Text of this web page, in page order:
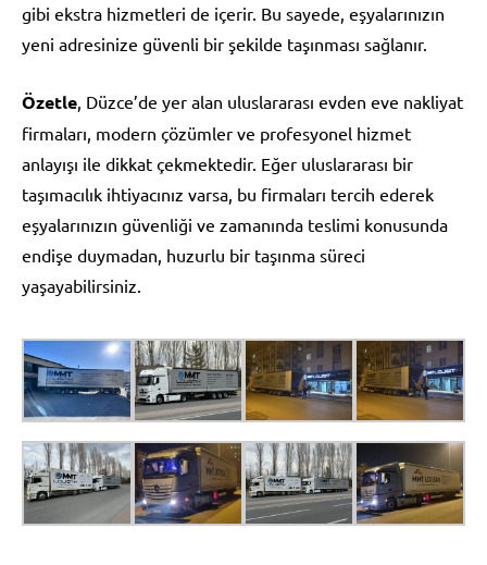
gibi ekstra hizmetleri de içerir. Bu sayede, eşyalarınızın
yeni adresinize güvenli bir şekilde taşınması sağlanır.
Özetle , Düzce’de yer alan uluslararası evden eve nakliyat
firmaları, modern çözümler ve profesyonel hizmet
anlayışı ile dikkat çekmektedir. Eğer uluslararası bir
taşımacılık ihtiyacınız varsa, bu firmaları tercih ederek
eşyalarınızın güvenliği ve zamanında teslimi konusunda
endişe duymadan, huzurlu bir taşınma süreci
yaşayabilirsiniz.